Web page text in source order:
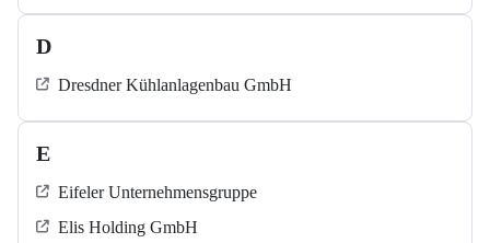
D
Dresdner Kühlanlagenbau GmbH
E
Eifeler Unternehmensgruppe
Elis Holding GmbH